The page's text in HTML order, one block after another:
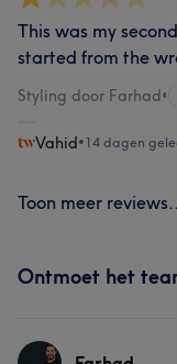
This was my
started from the
Styling door Farhad•
Vahid•14 dagen
Toon meer
Ontmoet het